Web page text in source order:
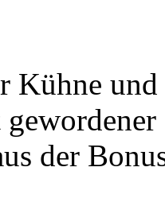
Kühne
der